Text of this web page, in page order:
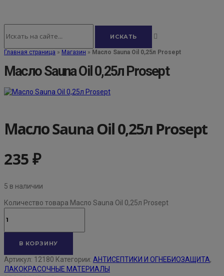
Главная страница » Магазин » Масло Sauna Oil 0,25л Prosept
Масло Sauna Oil 0,25л Prosept
Масло Sauna Oil 0,25л Prosept
235₽
5 в наличии
Количество товара Масло Sauna Oil 0,25л Prosept
В КОРЗИНУ
Артикул: 12180 Категории: АНТИСЕПТИКИ И ОГНЕБИОЗАЩИТА,
ЛАКОКРАСОЧНЫЕ МАТЕРИАЛЫ